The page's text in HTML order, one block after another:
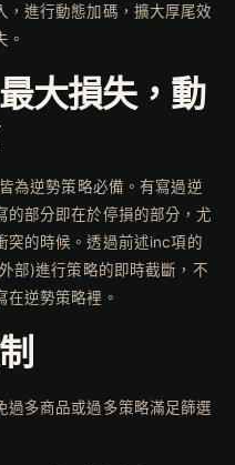
，進行動態加碼，擴大厚尾效
。
大損失，動
為逆勢策略必備。有寫過逆
的部分即在於停損的部分，尤
突的時候。透過前述inc項的
部)進行策略的即時截斷，不
逆勢策略裡。
過多商品或過多策略滿足篩選